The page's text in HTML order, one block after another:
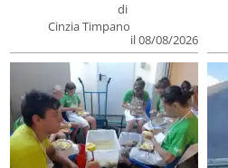
di
Cinzia Timpano
il 08/08/2026